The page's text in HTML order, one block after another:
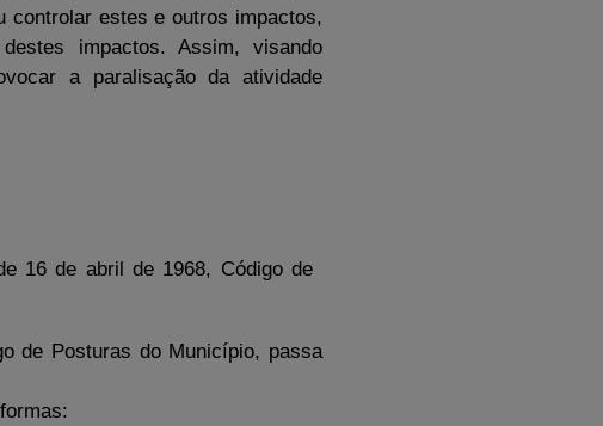
controlar estes e outros impactos,
impactos. Assim, visando
a paralisação da atividade
16 de abril de 1968, Código de
de Posturas do Município, passa